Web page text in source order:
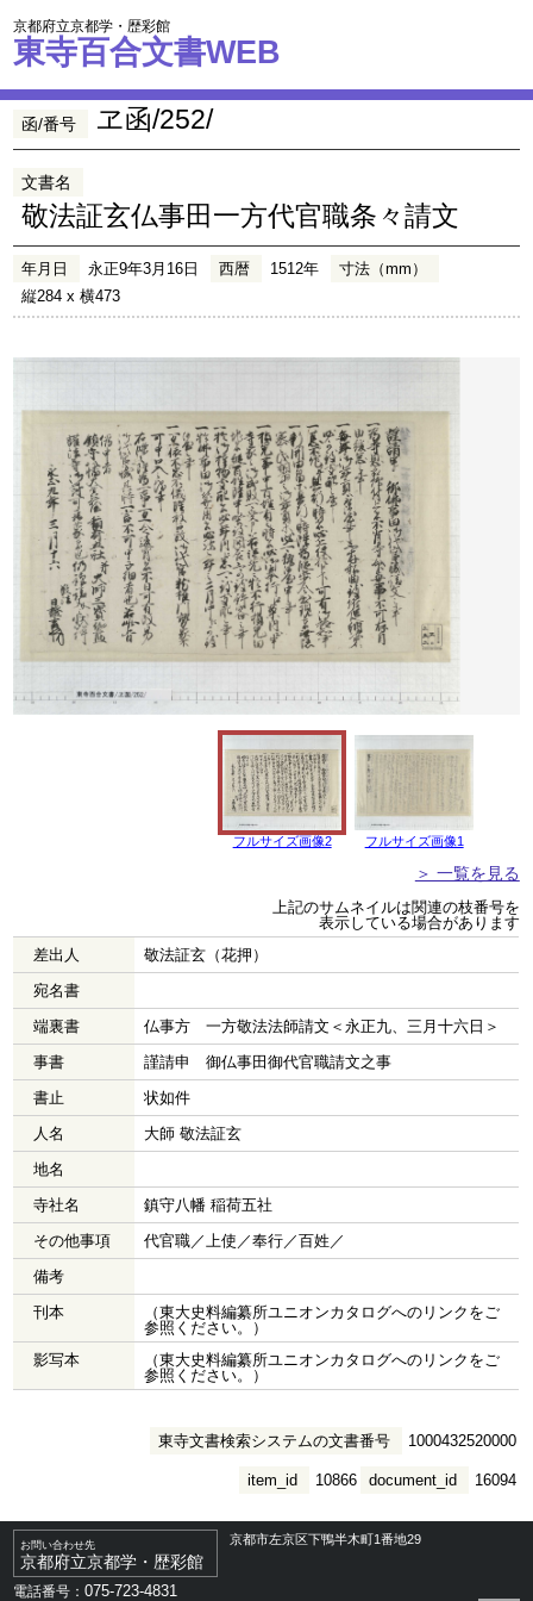
京都府立京都学・歴彩館
東寺百合文書WEB
函/番号 ヱ函/252/
文書名
敬法証玄仏事田一方代官職条々請文
年月日 永正9年3月16日 西暦 1512年
寸法（mm）
縦284 x 横473
フルサイズ画像2 フルサイズ画像1
＞ 一覧を見る
上記のサムネイルは関連の枝番号を
表示している場合があります
差出人
敬法証玄（花押）
宛名書
端裏書
仏事方 一方敬法法師請文＜永正九、三月十六日＞
事書
謹請申 御仏事田御代官職請文之事
書止
状如件
人名
大師 敬法証玄
地名
寺社名
鎮守八幡 稲荷五社
その他事項
代官職／上使／奉行／百姓／
備考
刊本
（東大史料編纂所ユニオンカタログへのリンクをご
参照ください。）
影写本
（東大史料編纂所ユニオンカタログへのリンクをご
参照ください。）
東寺文書検索システムの文書番号 1000432520000
document_id 16094
item_id 10866
お問い合わせ先
京都府立京都学・歴彩館
京都市左京区下鴨半木町1番地29
電話番号：075-723-4831